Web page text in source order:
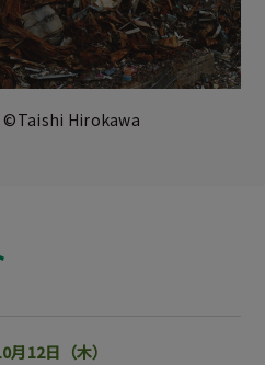
©Taishi Hirokawa
12日（木）